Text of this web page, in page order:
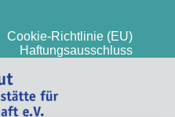
Cookie-Richtlinie (EU)
Haftungsausschluss